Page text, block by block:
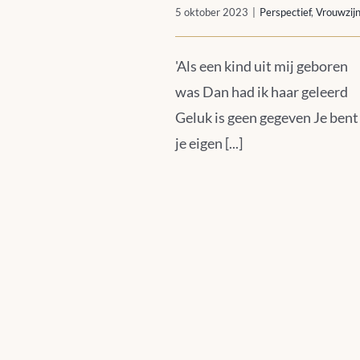
5 oktober 2023 Perspectief, Vrouwzijn
'Als een kind uit mij geboren
was Dan had ik haar geleerd
Geluk is geen gegeven Je bent
je eigen [...]